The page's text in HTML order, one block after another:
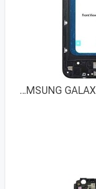
فریم زیر ال سی دی SAMSUNG GALAXY J4 PLUS / J415